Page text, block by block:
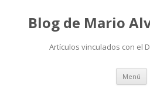
Blog de Mario
Artículos vinculados con el
Menú Ir